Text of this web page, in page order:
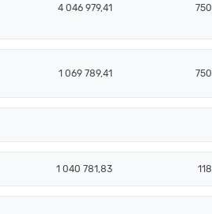
4 046 979,41
1 069 789,41
1 040 781,83